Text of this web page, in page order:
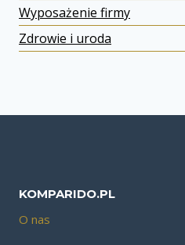
Wyposażenie firmy
Zdrowie i uroda
KOMPARIDO.PL
O nas